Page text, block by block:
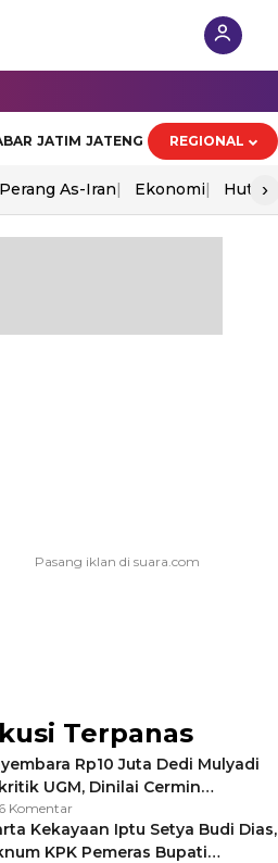
JATIM JATENG REGIONAL
Perang As-Iran Ekonomi Hut Ri
›
Terpanas
Rp10 Juta Dedi Mulyadi
UGM, Dinilai Cermin
Negara Jamin Keamanan
Komentar
Kekayaan Iptu Setya Budi Dias,
KPK Pemeras Bupati